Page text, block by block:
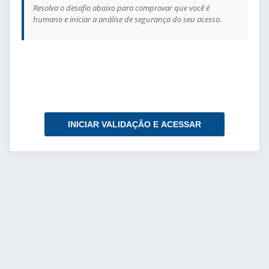
Resolva o desafio abaixo para comprovar que você é
humano e iniciar a análise de segurança do seu acesso.
INICIAR VALIDAÇÃO E ACESSAR